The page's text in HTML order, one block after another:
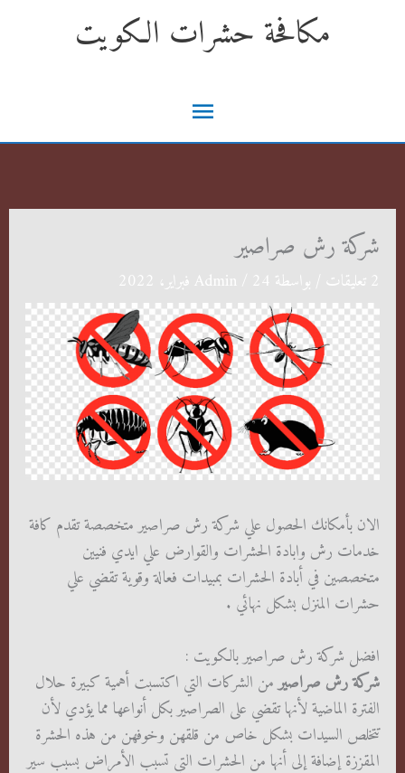
مكافحة حشرات الكويت
القائمة
الرئيسية
شركة رش صراصير
2 تعليقات / بواسطة Admin 24 فبراير، 2022
الان بأمكانك الحصول علي شركة رش صراصير متخصصة تقدم كافة
خدمات رش وابادة الحشرات والقوارض علي ايدي فنيين
متخصصين في أبادة الحشرات بمبيدات فعالة وقوية تقضي علي
حشرات المنزل بشكل نهائي .
افضل شركة رش صراصير بالكويت :
شركة رش صراصيرمن الشركات التي اكتسبت أهمية كبيرة حلال
الفترة الماضية لأنها تقضي على الصراصير بكل أنواعها مما يؤدي لأن
تتخلص السيدات بشكل خاص من قلقهن وخوفهن من هذه الحشرة
المقززة إضافة إلى أنها من الحشرات التي تسبب الأمراض بسبب سير